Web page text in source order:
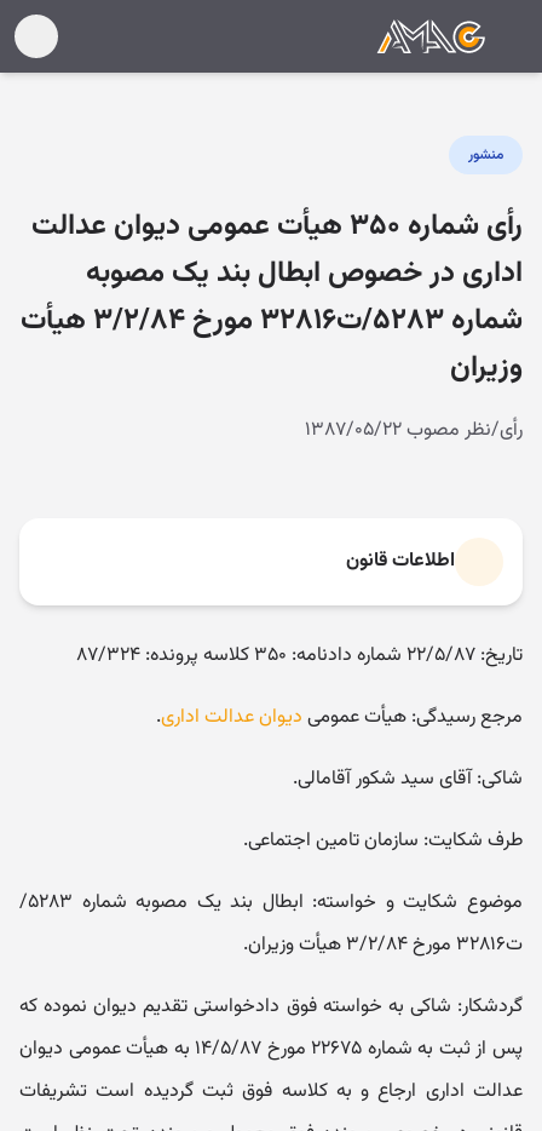
منشور
رأی شماره ۳۵۰ هیأت عمومی دیوان عدالت
اداری در خصوص ابطال بند یک مصوبه
شماره ۵۲۸۳/ت۳۲۸۱۶ مورخ ۳/۲/۸۴ هیأت
وزیران
رأی/نظر مصوب ۱۳۸۷/۰۵/۲۲
اطلاعات قانون
تاریخ: ۲۲/۵/۸۷ شماره دادنامه: ۳۵۰ کلاسه پرونده: ۸۷/۳۲۴
مرجع رسیدگی: هیأت عمومی دیوان عدالت اداری.
شاکی: آقای سید شکور آقامالی.
طرف شکایت: سازمان تامین اجتماعی.
موضوع شکایت و خواسته: ابطال بند یک مصوبه شماره ۵۲۸۳/
ت۳۲۸۱۶ مورخ ۳/۲/۸۴ هیأت وزیران.
گردشکار: شاکی به خواسته فوق دادخواستی تقدیم دیوان نموده که
پس از ثبت به شماره ۲۲۶۷۵ مورخ ۱۴/۵/۸۷ به هیأت عمومی دیوان
عدالت اداری ارجاع و به کلاسه فوق ثبت گردیده است تشریفات